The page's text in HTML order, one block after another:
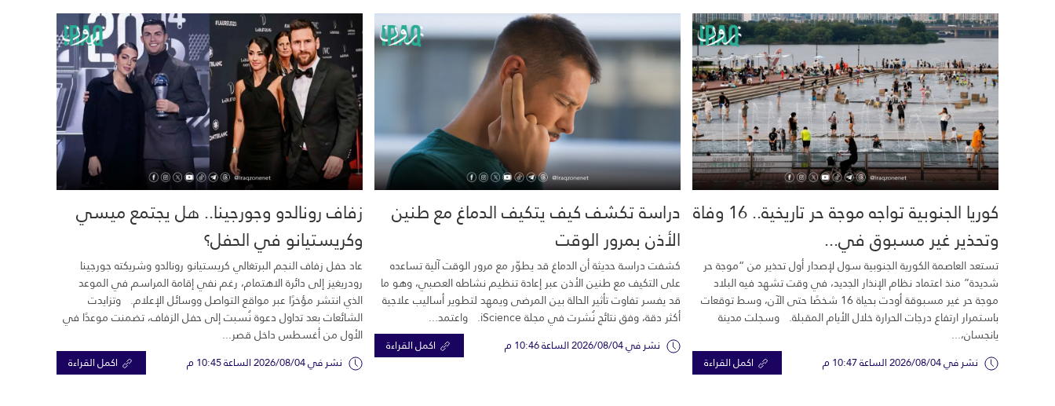
كوريا الجنوبية تواجه موجة حر تاريخية.. 16 وفاة
وتحذير غير مسبوق في...
تستعد العاصمة الكورية الجنوبية سول لإصدار أول تحذير من “موجة حر
شديدة” منذ اعتماد نظام الإنذار الجديد، في وقت تشهد فيه البلاد
موجة حر غير مسبوقة أودت بحياة 16 شخصًا حتى الآن، وسط توقعات
باستمرار ارتفاع درجات الحرارة خلال الأيام المقبلة. وسجلت مدينة
يانجسان،...
نشر في 2026/08/04 الساعة 10:47 م اكمل القراءة
دراسة تكشف كيف يتكيف الدماغ مع طنين
الأذن بمرور الوقت
كشفت دراسة حديثة أن الدماغ قد يطوّر مع مرور الوقت آلية تساعده
على التكيف مع طنين الأذن عبر إعادة تنظيم نشاطه العصبي، وهو ما
قد يفسر تفاوت تأثير الحالة بين المرضى ويمهد لتطوير أساليب علاجية
أكثر دقة، وفق نتائج نُشرت في مجلة iScience. واعتمد...
نشر في 2026/08/04 الساعة 10:46 م اكمل القراءة
زفاف رونالدو وجورجينا.. هل يجتمع ميسي
وكريستيانو في الحفل؟
عاد حفل زفاف النجم البرتغالي كريستيانو رونالدو وشريكته جورجينا
رودريغيز إلى دائرة الاهتمام، رغم نفي إقامة المراسم في الموعد
الذي انتشر مؤخرًا عبر مواقع التواصل ووسائل الإعلام. وتزايدت
الشائعات بعد تداول دعوة نُسبت إلى حفل الزفاف، تضمنت موعدًا في
الأول من أغسطس داخل قصر...
نشر في 2026/08/04 الساعة 10:45 م اكمل القراءة